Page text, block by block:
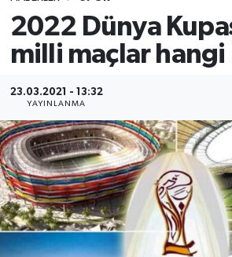
2022 Dünya
milli maçlar hangi
23.03.2021 - 13:32
YAYINLANMA
İstanbul Namaz Vakitleri
İstanbul Trafik Yoğunluk
Süper Lig Puan Durumu ve
Tüm Manşetler
Son Dakika Haberleri
Haber Arşivi